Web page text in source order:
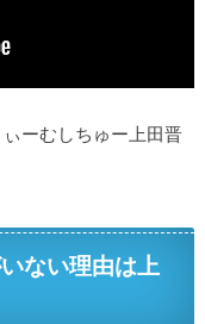
ーむしちゅー上田晋
ない理由は上